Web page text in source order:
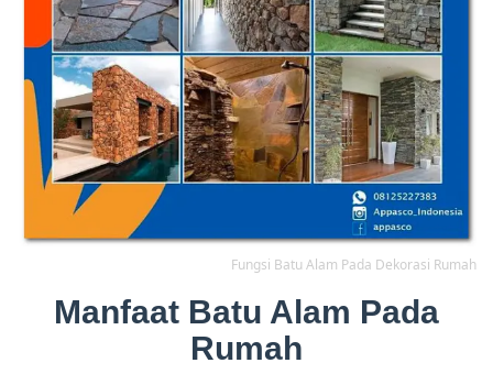
Fungsi Batu Alam Pada Dekorasi Rumah
Manfaat Batu Alam Pada
Rumah